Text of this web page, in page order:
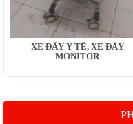
XE ĐẨY Y TẾ, XE ĐẨY
MONITOR